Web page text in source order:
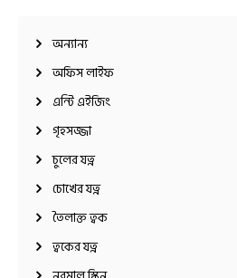
অন্যান্য
অফিস লাইফ
এন্টি এইজিং
গৃহসজ্জা
চুলের যত্ন
চোখের যত্ন
তৈলাক্ত ত্বক
ত্বকের যত্ন